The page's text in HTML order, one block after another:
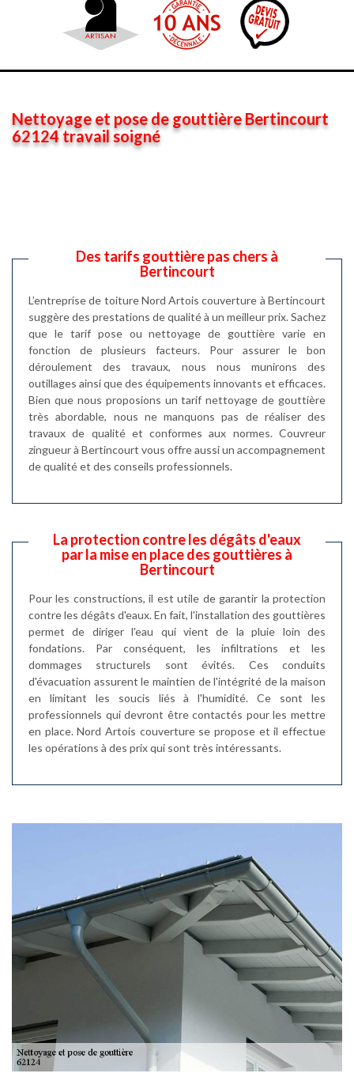
Nettoyage et pose de gouttière Bertincourt
62124 travail soigné
Des tarifs gouttière pas chers à
Bertincourt
L’entreprise de toiture Nord Artois couverture à Bertincourt
suggère des prestations de qualité à un meilleur prix. Sachez
que le tarif pose ou nettoyage de gouttière varie en
fonction de plusieurs facteurs. Pour assurer le bon
déroulement des travaux, nous nous munirons des
outillages ainsi que des équipements innovants et efficaces.
Bien que nous proposions un tarif nettoyage de gouttière
très abordable, nous ne manquons pas de réaliser des
travaux de qualité et conformes aux normes. Couvreur
zingueur à Bertincourt vous offre aussi un accompagnement
de qualité et des conseils professionnels.
La protection contre les dégâts d'eaux
par la mise en place des gouttières à
Bertincourt
Pour les constructions, il est utile de garantir la protection
contre les dégâts d'eaux. En fait, l'installation des gouttières
permet de diriger l'eau qui vient de la pluie loin des
fondations. Par conséquent, les infiltrations et les
dommages structurels sont évités. Ces conduits
d'évacuation assurent le maintien de l'intégrité de la maison
en limitant les soucis liés à l'humidité. Ce sont les
professionnels qui devront être contactés pour les mettre
en place. Nord Artois couverture se propose et il effectue
les opérations à des prix qui sont très intéressants.